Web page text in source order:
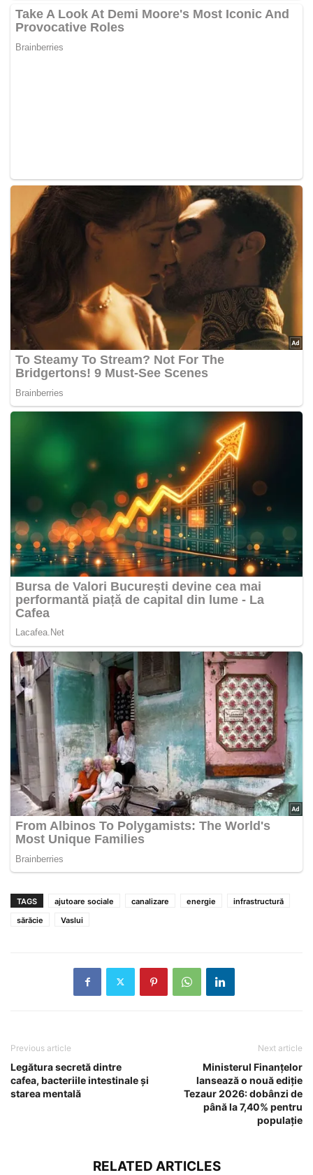
TAGS ajutoare sociale canalizare energie
infrastructură
sărăcie
Vaslui
Previous article
Legătura secretă dintre
cafea, bacteriile intestinale și
starea mentală
Next article
Ministerul Finanțelor
lansează o nouă ediție
Tezaur 2026: dobânzi de
până la 7,40% pentru
populație
RELATED ARTICLES